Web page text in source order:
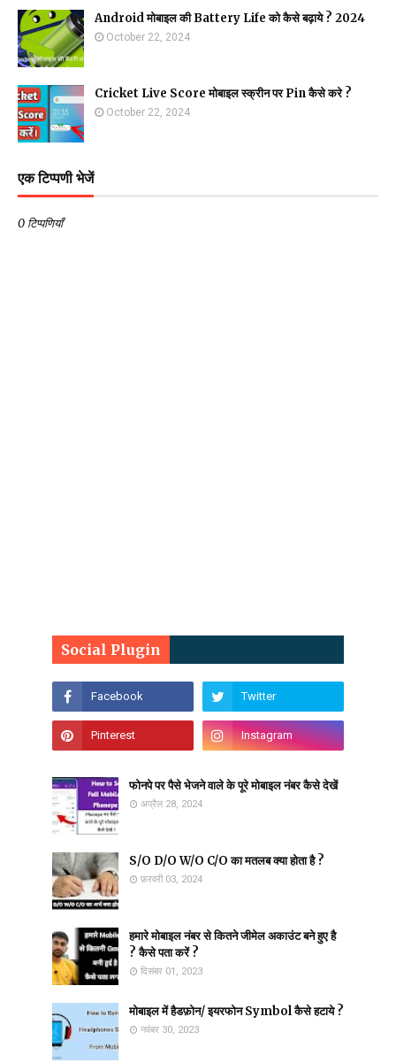
Android मोबाइल की Battery Life को कैसे बढ़ाये ? 2024
October 22, 2024
Cricket Live Score मोबाइल स्क्रीन पर Pin कैसे करे ?
October 22, 2024
एक टिप्पणी भेजें
0 टिप्पणियाँ
Social Plugin
फोनपे पर पैसे भेजने वाले के पूरे मोबाइल नंबर कैसे देखें
अप्रैल 28, 2024
S/O D/O W/O C/O का मतलब क्या होता है ?
फ़रवरी 03, 2024
हमारे मोबाइल नंबर से कितने जीमेल अकाउंट बने हुए है
? कैसे पता करें ?
दिसंबर 01, 2023
मोबाइल में हैडफ़ोन/ इयरफोन Symbol कैसे हटाये ?
नवंबर 30, 2023